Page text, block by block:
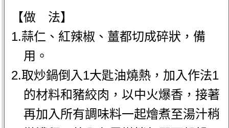
【做 法】
1.蒜仁、紅辣椒、薑都切成碎狀，備
用。
2.取炒鍋倒入1大匙油燒熱，加入作法1
的材料和豬絞肉，以中火爆香，接著
再加入所有調味料一起燴煮至湯汁稍